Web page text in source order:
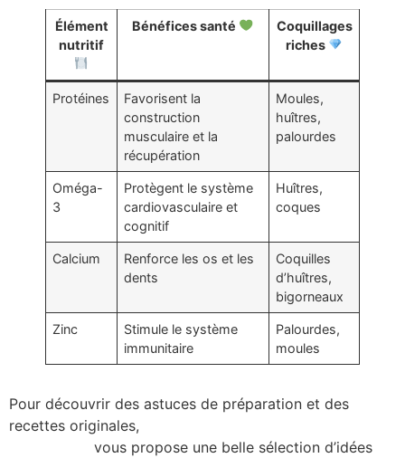
Élément
nutritif
Bénéfices santé
Coquillages
riches
Protéines
Favorisent la
construction
musculaire et la
récupération
Moules,
huîtres,
palourdes
Oméga-
3
Protègent le système
cardiovasculaire et
cognitif
Huîtres,
coques
Calcium
Renforce les os et les
dents
Coquilles
d’huîtres,
bigorneaux
Zinc
Stimule le système
immunitaire
Palourdes,
moules
Pour découvrir des astuces de préparation et des
recettes originales,
vous propose une belle sélection d’idées